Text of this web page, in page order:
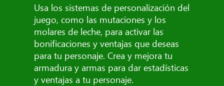
Usa los sistemas de personalización del
juego, como las mutaciones y los
molares de leche, para activar las
bonificaciones y ventajas que deseas
para tu personaje. Crea y mejora tu
armadura y armas para dar estadísticas
y ventajas a tu personaje.